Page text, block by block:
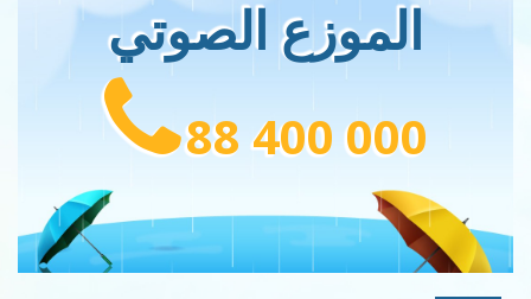
الموزع الصوتي
88 400 000